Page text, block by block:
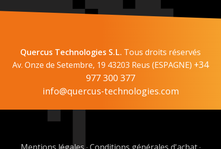
Quercus Technologies S.L. Tous droits réservés
Av. Onze de Setembre, 19 43203 Reus (ESPAGNE) +34
977 300 377
info@quercus-technologies.com